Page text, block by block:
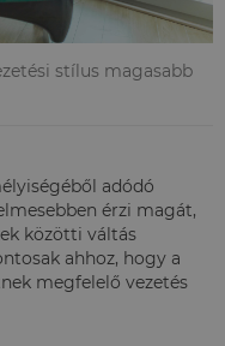
stílus magasabb
adódó
érzi magát,
közötti váltás
ahhoz, hogy a
megfelelő vezetés